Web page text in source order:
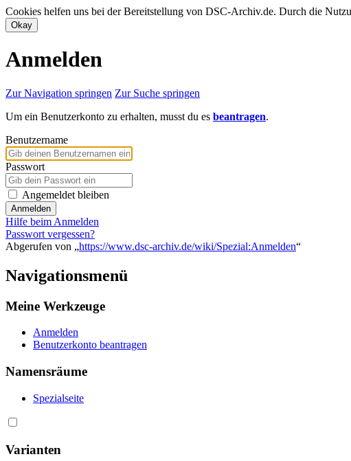
Cookies helfen uns bei der Bereitstellung von DSC-Archiv.de. Durch die
Anmelden
Zur Navigation springen Zur Suche springen
Um ein Benutzerkonto zu erhalten, musst du es beantragen.
Benutzername
Passwort
Angemeldet bleiben
Anmelden
Hilfe beim Anmelden
Passwort vergessen?
Abgerufen von „https://www.dsc-archiv.de/wiki/Spezial:Anmelden“
Navigationsmenü
Meine Werkzeuge
Anmelden
Benutzerkonto beantragen
Namensräume
Spezialseite
Varianten